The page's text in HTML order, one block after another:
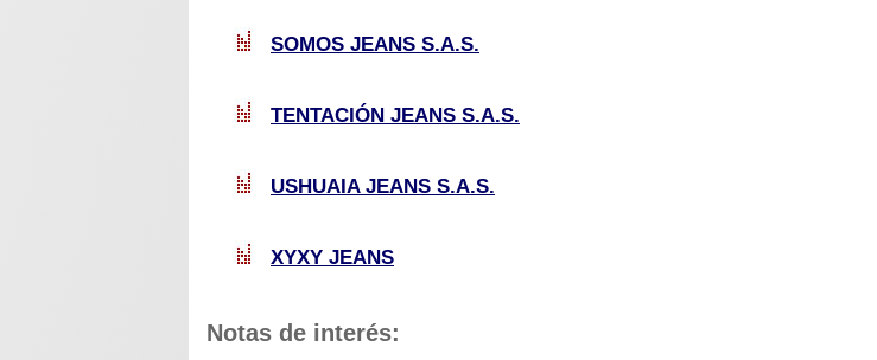
SOMOS JEANS S.A.S.
TENTACIÓN JEANS S.A.S.
USHUAIA JEANS S.A.S.
XYXY JEANS
Notas de interés: